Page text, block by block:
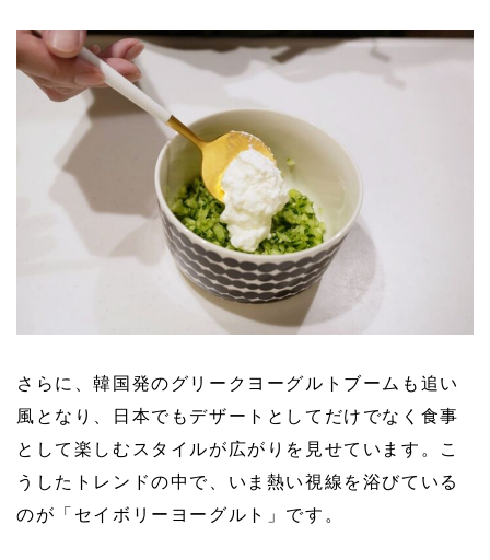
さらに、韓国発のグリークヨーグルトブームも追い
風となり、日本でもデザートとしてだけでなく食事
として楽しむスタイルが広がりを見せています。こ
うしたトレンドの中で、いま熱い視線を浴びている
のが「セイボリーヨーグルト」です。